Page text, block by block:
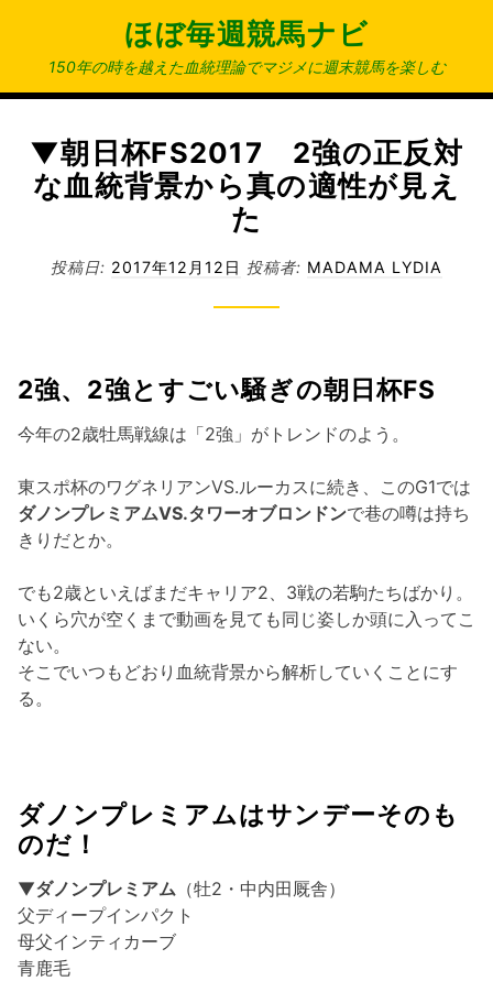
ン
ほぼ毎週競馬ナビ
150年の時を越えた血統理論でマジメに週末競馬を楽しむ
▼朝日杯FS2017 2強の正反対
な血統背景から真の適性が見え
た
投稿日: 2017年12月12日 投稿者: MADAMA LYDIA
2強、2強とすごい騒ぎの朝日杯FS
今年の2歳牡馬戦線は「2強」がトレンドのよう。
東スポ杯のワグネリアンVS.ルーカスに続き、このG1では
ダノンプレミアムVS.タワーオブロンドンで巷の噂は持ち
きりだとか。
でも2歳といえばまだキャリア2、3戦の若駒たちばかり。
いくら穴が空くまで動画を見ても同じ姿しか頭に入ってこ
ない。
そこでいつもどおり血統背景から解析していくことにす
る。
ダノンプレミアムはサンデーそのも
のだ！
▼ダノンプレミアム （牡2・中内田厩舎）
父ディープインパクト
母父インティカーブ
青鹿毛